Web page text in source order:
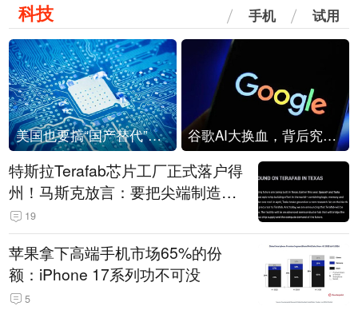
科技 手机 试用
美国也要搞“国产替代”？先算清三笔账 谷歌AI大换血，背后究竟发生了什么？
特斯拉Terafab芯片工厂正式落户得
州！马斯克放言：要把尖端制造带
回美国
19
苹果拿下高端手机市场65%的份
额：iPhone 17系列功不可没
5